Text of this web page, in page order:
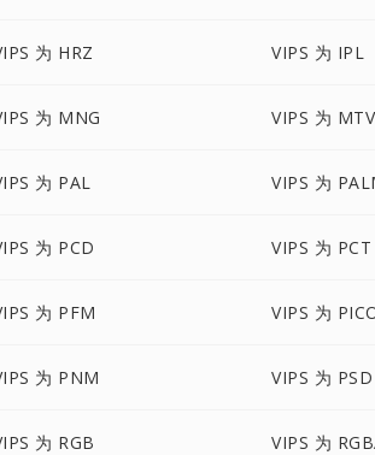
为 HRZ VIPS 为 IPL
为 MNG VIPS 为 MTV
为 PAL VIPS 为
为 PCD VIPS 为 PCT
为 PFM VIPS 为
为 PNM VIPS 为 PSD
为 RGB VIPS 为